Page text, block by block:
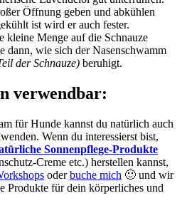
Öffnung geben und abkühlen
ist wird er auch fester.
kleine Menge auf die Schnauze
dann, wie sich der Nasenschwamm
der Schnauze) beruhigt.
verwendbar:
für Hunde kannst du natürlich auch
Wenn du interessierst bist,
Sonnenpflege-Produkte
Creme etc.) herstellen kannst,
oderbuche mich 🙂 und wir
Produkte für dein körperliches und